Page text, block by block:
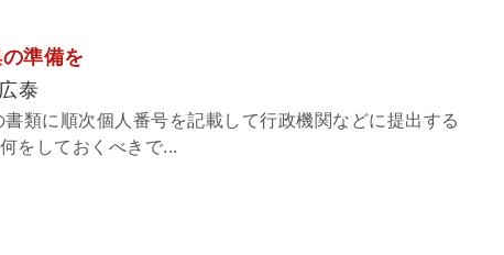
準備を
泰
類に順次個人番号を記載して行政機関などに提出する
をしておくべきで...